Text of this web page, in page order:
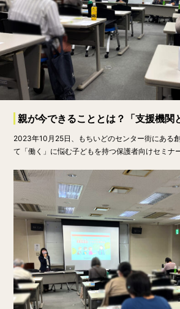
親が今できることとは？「支援機関
2023年10月25日、もちいどのセンター街にある
て「働く」に悩む子どもを持つ保護者向けセミナ